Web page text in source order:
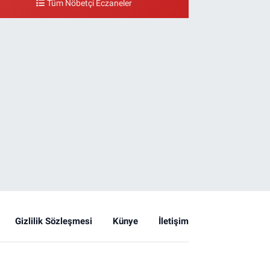
Tüm Nöbetçi Eczaneler
Gizlilik Sözleşmesi Künye İletişim